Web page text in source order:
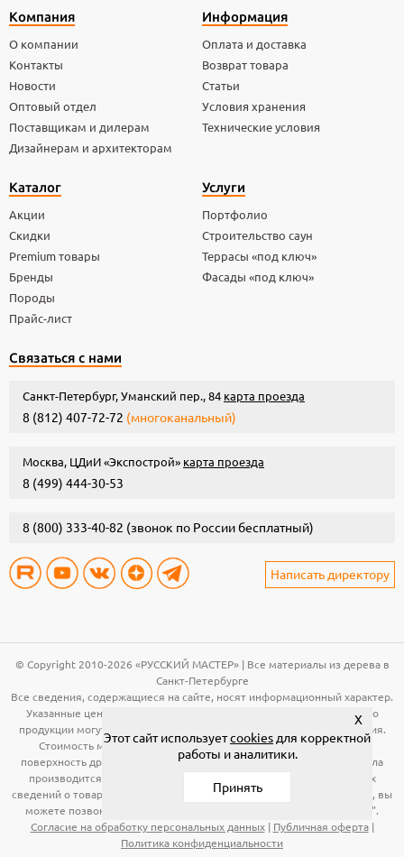
Компания
О компании
Контакты
Новости
Оптовый отдел
Поставщикам и дилерам
Дизайнерам и архитекторам
Информация
Оплата и доставка
Возврат товара
Статьи
Условия хранения
Технические условия
Каталог
Акции
Скидки
Premium товары
Бренды
Породы
Прайс-лист
Услуги
Портфолио
Строительство саун
Террасы «под ключ»
Фасады «под ключ»
Связаться с нами
Санкт-Петербург, Уманский пер., 84 карта проезда
8 (812) 407-72-72 (многоканальный)
Москва, ЦДиИ «Экспострой» карта проезда
8 (499) 444-30-53
8 (800) 333-40-82 (звонок по России бесплатный)
Написать директору
© Copyright 2010-2026 «РУССКИЙ МАСТЕР» | Все материалы из дерева в
Санкт-Петербурге
Все сведения, содержащиеся на сайте, носят информационный характер.
Указанные цены, технические характеристики и иная информация о
продукции могут быть изменены без предварительного уведомления.
Стоимость материала (вагонка, панели и т.д.) указана за общую
поверхность древесины. Расчет необходимого количества материала
производится по рабочей поверхности. Для получения подробных
сведений о товарах, указанных на сайте, в том числе об их стоимости, вы
можете позвонить по телефонам, указанным в разделе "Контакты".
Согласие на обработку персональных данных| Публичная оферта|
Политика конфиденциальности
X
Этот сайт используетcookies для корректной
работы и аналитики.
Принять